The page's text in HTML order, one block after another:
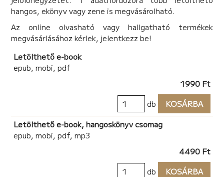
hangos, ekönyv vagy zene is megvásárolható.
Az online olvasható vagy hallgatható termékek
megvásárlásához kérlek, jelentkezz be!
Letölthető e-book
epub, mobi, pdf
1990 Ft
db
KOSÁRBA
Letölthető e-book, hangoskönyv csomag
epub, mobi, pdf, mp3
4490 Ft
db
KOSÁRBA